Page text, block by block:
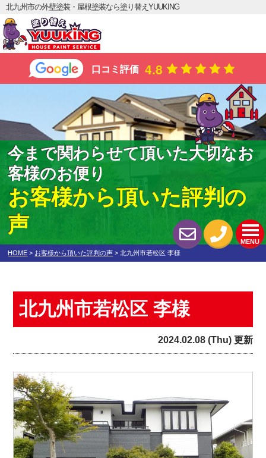
北九州市の外壁塗装・屋根塗装なら塗り替えYUUKING
MENU
口コミ評価 4.8
今まで関わらせて頂いた大切なお
客様のお便り
お客様から頂いた評判の
声
HOME > お客様から頂いた評判の声 >北九州市若松区 李様
北九州市若松区 李様
2024.02.08 (Thu) 更新